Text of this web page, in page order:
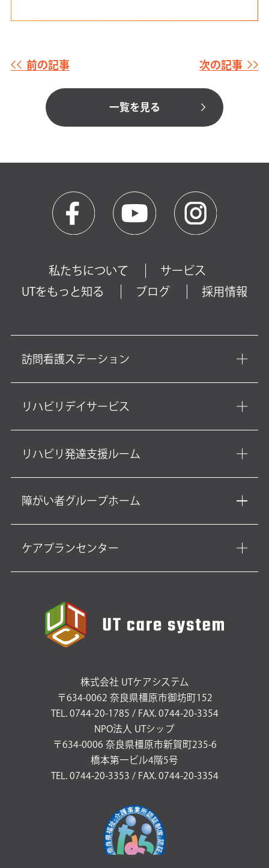
前の記事
一覧を見る
次の記事
私たちについて
サービス
UTをもっと知る
ブログ 採用情報
訪問看護ステーション
リハビリデイサービス
リハビリ発達支援ルーム
障がい者グループホーム
ケアプランセンター
株式会社 UTケアシステム
〒634-0062 奈良県橿原市御坊町152
TEL. 0744-20-1785 / FAX. 0744-20-3354
NPO法人 UTシップ
〒634-0006 奈良県橿原市新賀町235-6
橋本第一ビル4階5号
TEL. 0744-20-3353 / FAX. 0744-20-3354